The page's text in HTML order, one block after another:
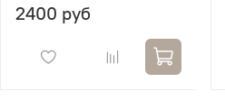
2400 руб